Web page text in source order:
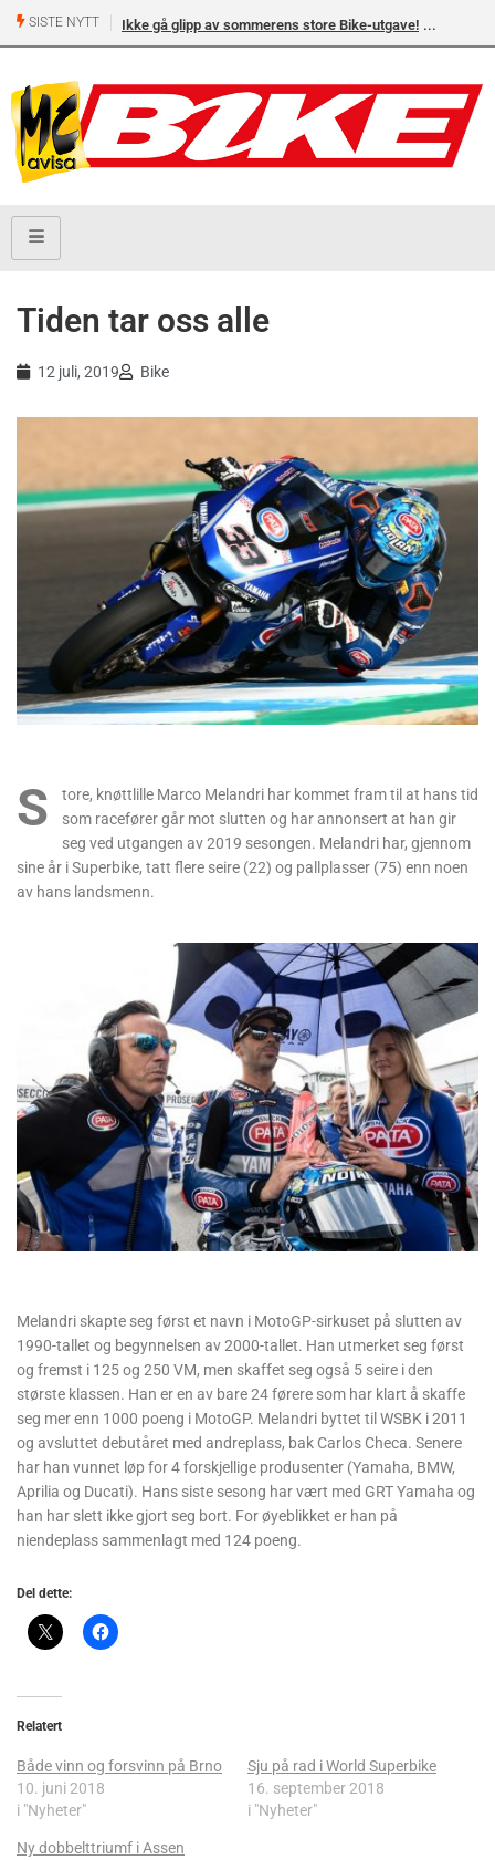
SISTE NYTT Ikke gå glipp av sommerens store Bike-utgave!
Tiden tar oss alle
12 juli, 2019 Bike
S
tore, knøttlille Marco Melandri har kommet fram til at hans tid
som racefører går mot slutten og har annonsert at han gir
seg ved utgangen av 2019 sesongen. Melandri har, gjennom
sine år i Superbike, tatt flere seire (22) og pallplasser (75) enn noen
av hans landsmenn.
Melandri skapte seg først et navn i MotoGP-sirkuset på slutten av
1990-tallet og begynnelsen av 2000-tallet. Han utmerket seg først
og fremst i 125 og 250 VM, men skaffet seg også 5 seire i den
største klassen. Han er en av bare 24 førere som har klart å skaffe
seg mer enn 1000 poeng i MotoGP. Melandri byttet til WSBK i 2011
og avsluttet debutåret med andreplass, bak Carlos Checa. Senere
har han vunnet løp for 4 forskjellige produsenter (Yamaha, BMW,
Aprilia og Ducati). Hans siste sesong har vært med GRT Yamaha og
han har slett ikke gjort seg bort. For øyeblikket er han på
niendeplass sammenlagt med 124 poeng.
Del dette:
Relatert
Både vinn og forsvinn på Brno
10. juni 2018
i "Nyheter"
Sju på rad i World Superbike
16. september 2018
i "Nyheter"
Ny dobbelttriumf i Assen